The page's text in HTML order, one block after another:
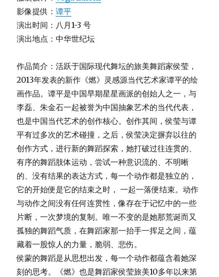
影像提供：谭平
演出时间：八月1-3 号
演出地点：中华世纪坛
作品简介：活跃于国际现代舞坛的旅美舞蹈家侯莹，
2013年发表的新作《燃》灵感源当代艺术家谭平的绘
画作品。谭平是中国早期星星画派的创始人之一，与
李磊、朱金石一起被誉为中国抽象艺术的当代代表，
也是中国当代艺术的创作核心。创作其间，侯莹与谭
平有过多次的艺术碰撞，之后，侯莹决定摒弃以往的
创作方式，进行新的舞蹈探索，她打破过往连贯的、
有序的舞蹈肢体运动，尝试一种意识流的、不明晰
的、没有结果的表达方式，每一个动作都是独立的，
它的开始便是它的结束之时， 一起一落便结束。动作
与动作之间没有任何连贯性，像存在于记忆中的一些
片断，一次梦境的复制。唯一不变的是她那荒诞而又
孤独的舞蹈气质，在舞蹈家那一抬手一挥足之间，蕴
藏着一股惊人的力量，脆弱、悲伤。
侯蒙的舞蹈是从思想出发，每一个动作都蕴含着她深
刻的思考。《燃》也是舞蹈家侯莹旅美10多年以来第